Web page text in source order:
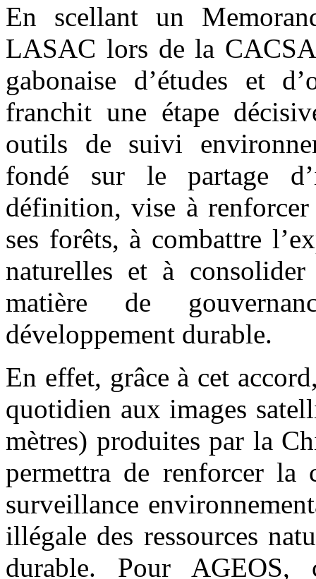
En scellant un
LASAC lors de la
gabonaise d’études et
franchit une étape
outils de suivi
fondé sur le partage
définition, vise à
ses forêts, à combattre
naturelles et à
matière de
développement durable.
En effet, grâce à cet
quotidien aux images
mètres) produites par la
permettra de renforcer la
surveillance
illégale des ressources
durable. Pour AGEOS,